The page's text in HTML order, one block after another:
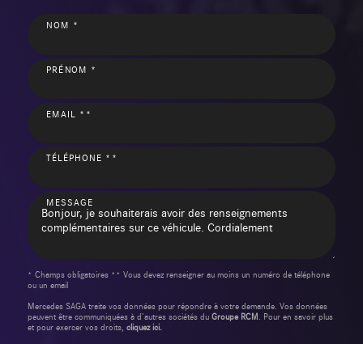
NOM *
PRÉNOM *
EMAIL **
TÉLÉPHONE **
MESSAGE
* Champs obligatoires ** Vous devez renseigner au moins un numéro de téléphone
ou un email
Mercedes SAGA traite vos données pour répondre à votre demande. Vos données
peuvent être communiquées à d’autres sociétés du Groupe RCM . Pour en savoir plus
et pour exercer vos droits, cliquez ici.